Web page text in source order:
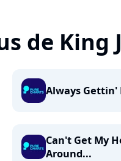
de King
Always Gettin'
Can't Get My
Around...